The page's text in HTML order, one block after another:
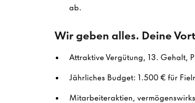
ab.
Wir geben alles. Deine
Attraktive Vergütung, 13. Gehalt,
Jährliches Budget: 1.500 € für
Mitarbeiteraktien,